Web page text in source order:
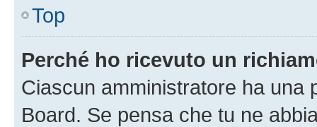
Top
Perché ho ricevuto un
Ciascun amministratore ha una
Board. Se pensa che tu ne